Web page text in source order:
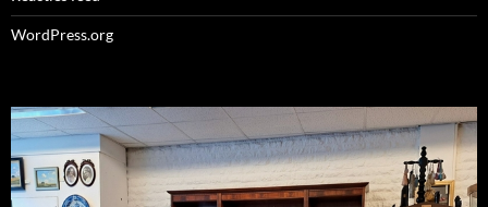
WordPress.org